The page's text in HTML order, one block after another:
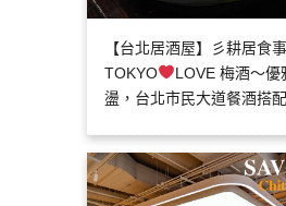
【台北居酒屋】彡耕居食
TOKYO
LOVE 梅酒～
盪，台北市民大道餐酒搭